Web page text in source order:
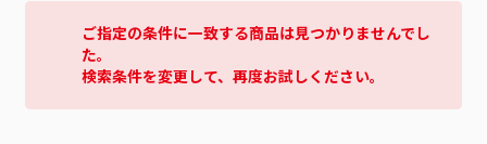
ご指定の条件に一致する商品は見つかりませんでし
た。
検索条件を変更して、再度お試しください。